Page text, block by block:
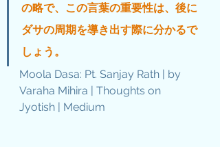
の略で、この言葉の重要性は、後に
ダサの周期を導き出す際に分かるで
しょう。
Moola Dasa: Pt. Sanjay Rath | by
Varaha Mihira | Thoughts on
Jyotish | Medium